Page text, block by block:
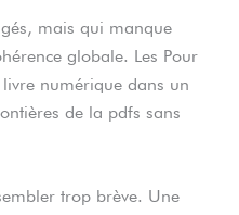
mais qui manque
globale. Les Pour
livre numérique dans un
de la pdfs sans
trop brève. Une